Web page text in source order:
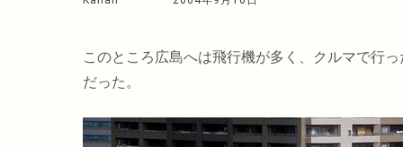
このところ広島へは飛行機が多く、クルマで行
だった。